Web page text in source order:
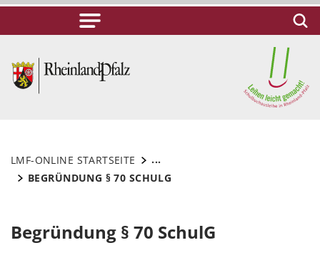
LMF-ONLINE STARTSEITE
...
BEGRÜNDUNG § 70 SCHULG
Begründung § 70 SchulG